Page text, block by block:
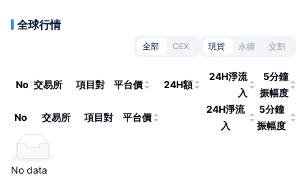
全球行情
全部 CEX 現貨 永續 交割
No 交易所 項目對 平台價 24H額
24H淨流
入
5分鐘
振幅度
No 交易所 項目對 平台價
24H淨流
入
5分鐘
振幅度
No data